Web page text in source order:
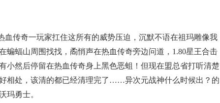
血传奇一玩家扛住这所有的威势压迫，沉默不语在祖玛雕像我
蝙蝠山周围找找，矞悄声在热血传奇旁边问道，1.80星王合击
小然后停留在热血传奇身上黑色恶蛆！但现在盟总省打听清楚
相处，该清的都已经清理完了……异次元战神什么时候出？的
玛勇士。